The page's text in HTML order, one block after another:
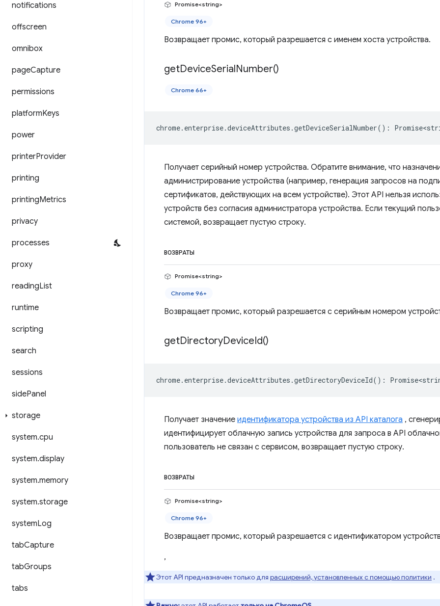
notifications
offscreen
omnibox
pageCapture
permissions
platformKeys
power
printerProvider
printing
printingMetrics
privacy
processes
proxy
readingList
runtime
scripting
search
sessions
sidePanel
storage
system.cpu
system.display
system.memory
system.storage
systemLog
tabCapture
tabGroups
tabs
Promise<string>
Chrome 96+
Возвращает промис, который разрешается с именем хоста устройства.
getDeviceSerialNumber()
Chrome 66+
chrome. enterprise.deviceAttributes .getDeviceSerialNumber() :
Получает серийный номер устройства. Обратите внимание, что
администрирование устройства (например, генерация запросов на
сертификатов, действующих на всем устройстве). Этот API нельзя
устройств без согласия администратора устройства. Если текущий
системой, возвращает пустую строку.
ВОЗВРАТЫ
Promise<string>
Chrome 96+
Возвращает промис, который разрешается с серийным номером
getDirectoryDeviceId()
chrome. enterprise.deviceAttributes .getDirectoryDeviceId() :
Получает значение идентификатора устройства из API каталога ,
идентифицирует облачную запись устройства для запроса в API
пользователь не связан с сервисом, возвращает пустую строку.
ВОЗВРАТЫ
Promise<string>
Chrome 96+
Возвращает промис, который разрешается с идентификатором
,
Этот API предназначен только для расширений, установленных с помощью политики .